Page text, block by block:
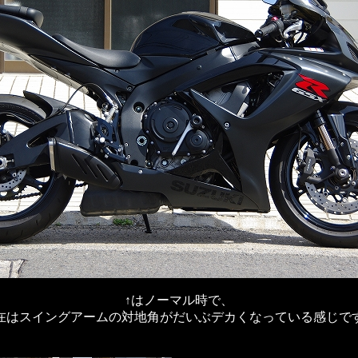
↑はノーマル時で、
はスイングアームの対地角がだいぶデカくなっている感じで